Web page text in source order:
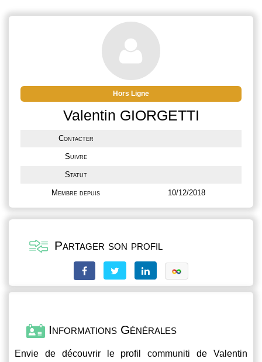
Google Play Store !
Hors Ligne
Valentin GIORGETTI
Contacter
Suivre
Statut
Membre depuis 10/12/2018
Partager son profil
Informations Générales
Envie de découvrir le profilcommuniti de Valentin